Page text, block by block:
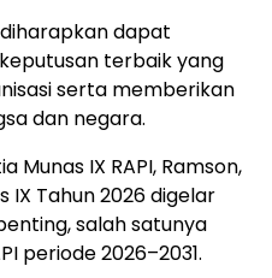
diharapkan dapat
terbaik yang
serta memberikan
dan negara.
Munas IX RAPI, Ramson,
Tahun 2026 digelar
salah satunya
periode 2026–2031.